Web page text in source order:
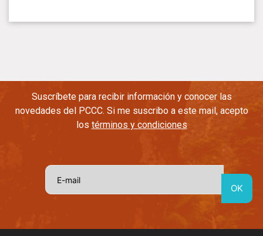
Suscríbete para recibir información y conocer las
novedades del PCCC. Si me suscribo a este mail, acepto
los términos y condiciones